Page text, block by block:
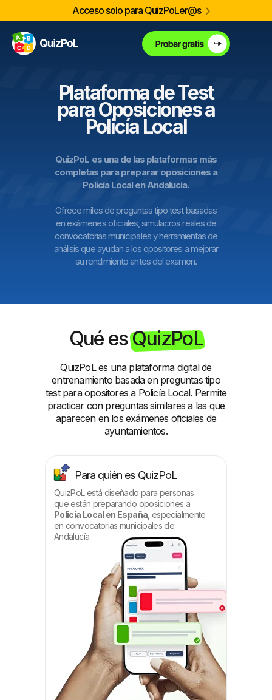
Acceso solo para QuizPoLer@s
Plataforma de Test
para Oposiciones a
Policía Local
QuizPoL es una de las plataformas más
completas para preparar oposiciones a
Policía Local en Andalucía.
Ofrece miles de preguntas tipo test basadas
en exámenes oficiales, simulacros reales de
convocatorias municipales y herramientas de
análisis que ayudan a los opositores a mejorar
su rendimiento antes del examen.
Qué es QuizPoL
QuizPoL es una plataforma digital de
entrenamiento basada en preguntas tipo
test para opositores a Policía Local. Permite
practicar con preguntas similares a las que
aparecen en los exámenes oficiales de
ayuntamientos.
Para quién es QuizPoL
QuizPoL está diseñado para personas
que están preparando oposiciones a
Policía Local en España , especialmente
en convocatorias municipales de
Andalucía.